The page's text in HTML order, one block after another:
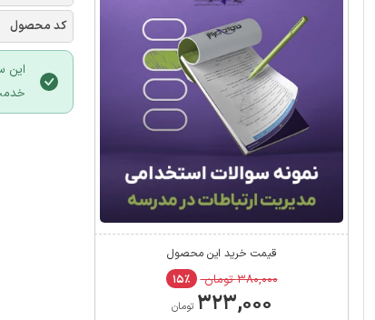
قیمت خرید این محصول
۳۸۰,۰۰۰ تومان ۱۵٪
۳۲۳,۰۰۰ تومان
کد محصول
این